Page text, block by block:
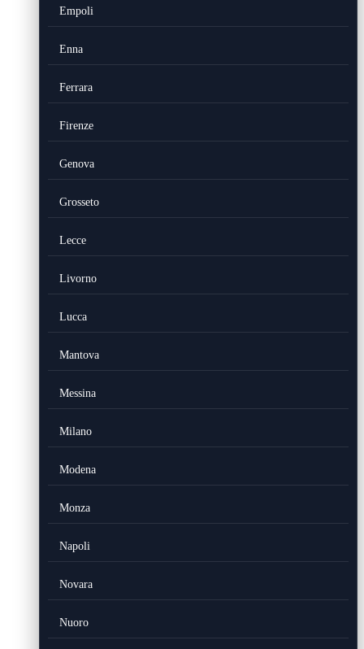
Empoli
Enna
Ferrara
Firenze
Genova
Grosseto
Lecce
Livorno
Lucca
Mantova
Messina
Milano
Modena
Monza
Napoli
Novara
Nuoro